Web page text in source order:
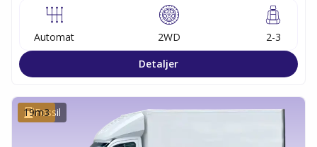
Automat 2WD
2-3
Detaljer
Fossil
19m3